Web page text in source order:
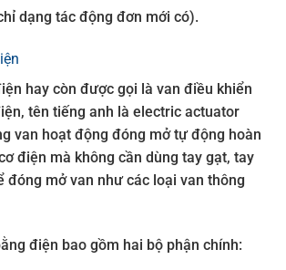
dạng tác động đơn mới có).
hay còn được gọi là van điều khiển
tên tiếng anh là electric actuator
van hoạt động đóng mở tự động hoàn
điện mà không cần dùng tay gạt, tay
đóng mở van như các loại van thông
điện bao gồm hai bộ phận chính: